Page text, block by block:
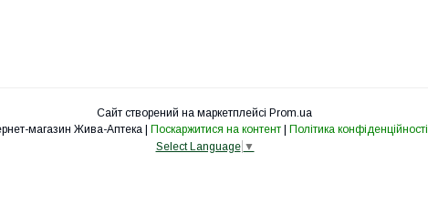
Сайт створений на маркетплейсі Prom.ua
Поскаржитися на контент
Політика конфіденційності
Select Language ▼